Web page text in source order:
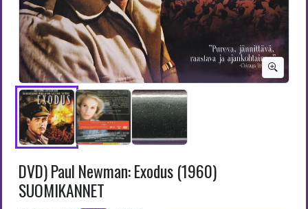
DVD) Paul Newman: Exodus (1960)
SUOMIKANNET